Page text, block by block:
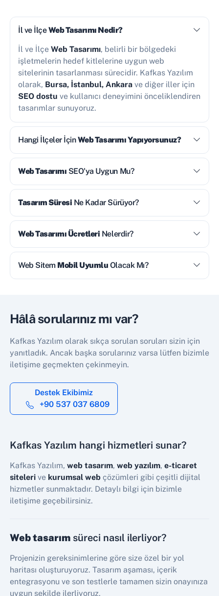
İl ve İlçeWeb Tasarımı Nedir?
İl ve İlçe Web Tasarımı, belirli bir bölgedeki
işletmelerin hedef kitlelerine uygun web
sitelerinin tasarlanması sürecidir. Kafkas Yazılım
olarak, Bursa, İstanbul, Ankara ve diğer iller için
SEO dostu ve kullanıcı deneyimini önceliklendiren
tasarımlar sunuyoruz.
Hangi İlçeler İçinWeb Tasarımı Yapıyorsunuz?
Web Tasarımı SEO'ya Uygun Mu?
Tasarım Süresi Ne Kadar Sürüyor?
Web Tasarımı Ücretleri Nelerdir?
Web Sitem Mobil Uyumlu Olacak Mı?
Hâlâ sorularınız mı var?
Kafkas Yazılım olarak sıkça sorulan soruları sizin için
yanıtladık. Ancak başka sorularınız varsa lütfen bizimle
iletişime geçmekten çekinmeyin.
Destek Ekibimiz
+90 537 037 6809
Kafkas Yazılım hangi hizmetleri sunar?
Kafkas Yazılım, web tasarım, web yazılım, e-ticaret
siteleri ve kurumsal web çözümleri gibi çeşitli dijital
hizmetler sunmaktadır. Detaylı bilgi için bizimle
iletişime geçebilirsiniz.
Web tasarım süreci nasıl ilerliyor?
Projenizin gereksinimlerine göre size özel bir yol
haritası oluşturuyoruz. Tasarım aşaması, içerik
entegrasyonu ve son testlerle tamamen sizin onayınıza
uygun şekilde ilerliyoruz.